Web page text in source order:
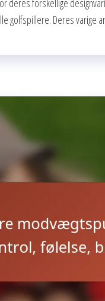
deres forskellige
golfspillere. Deres